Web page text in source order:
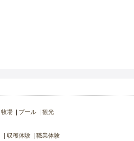
牧場 プール 観光
収穫体験 職業体験